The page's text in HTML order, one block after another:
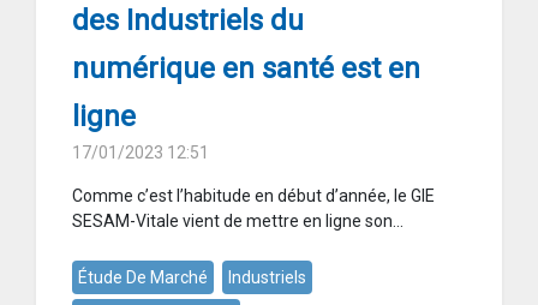
des Industriels du
numérique en santé est en
ligne
17/01/2023 12:51
Comme c’est l’habitude en début d’année, le GIE
SESAM-Vitale vient de mettre en ligne son...
Étude De Marché
Industriels